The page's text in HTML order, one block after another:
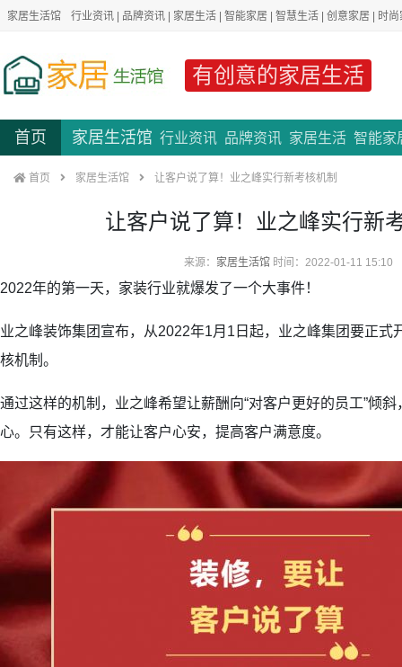
家居生活馆 行业资讯 | 品牌资讯 | 家居生活 | 智能家居 | 智慧生活 | 创意家居 | 时
有创意的家居生活
首页 家居生活馆 行业资讯 品牌资讯 家居生活 智能家
首页 家居生活馆 让客户说了算！业之峰实行新考核机制
让客户说了算！业之峰实行新
来源： 家居生活馆时间：2022-01-11 15:10
2022年的第一天，家装行业就爆发了一个大事件！
业之峰装饰集团宣布，从2022年1月1日起，业之峰集团要正式
核机制。
通过这样的机制，业之峰希望让薪酬向“对客户更好的员工”倾
心。只有这样，才能让客户心安，提高客户满意度。